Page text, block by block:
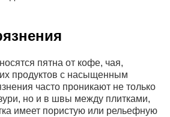
пятна от кофе, чая,
продуктов с насыщенным
часто проникают не только
но и в швы между плитками,
имеет пористую или рельефную